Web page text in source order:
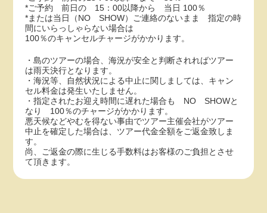
*ご予約 前日の 15：00以降から 当日 100％
*または当日（NO SHOW）ご連絡のないまま 指定の時
間にいらっしゃらない場合は
100％のキャンセルチャージがかかります。
・島のツアーの場合、海況が安全と判断されればツアー
は雨天決行となります。
・海況等、自然状況による中止に関しましては、キャン
セル料金は発生いたしません。
・指定されたお迎え時間に遅れた場合も NO SHOWと
なり 100％のチャージがかかります。
悪天候などやむを得ない事由でツアー主催会社がツアー
中止を確定した場合は、ツアー代金全額をご返金致しま
す。
尚、ご返金の際に生じる手数料はお客様のご負担とさせ
て頂きます。